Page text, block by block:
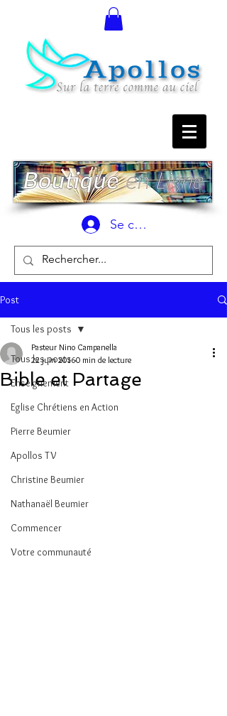
Se connecter
Post
Tous les posts
Enseignement
Eglise Chrétiens en Action
Pierre Beumier
Apollos TV
Christine Beumier
Nathanaël Beumier
Commencer
Votre communauté
Tous les posts
Bible et Partage
Pasteur Nino Campanella
22 juin 20160 min de lecture